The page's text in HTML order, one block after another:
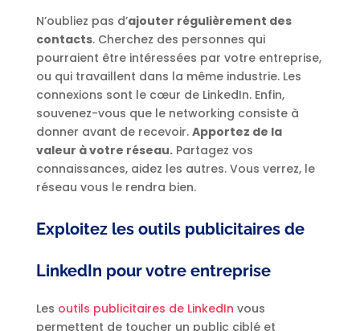
N’oubliez pas d’ajouter régulièrement des
contacts. Cherchez des personnes qui
pourraient être intéressées par votre entreprise,
ou qui travaillent dans la même industrie. Les
connexions sont le cœur de LinkedIn. Enfin,
souvenez-vous que le networking consiste à
donner avant de recevoir. Apportez de la
valeur à votre réseau.Partagez vos
connaissances, aidez les autres. Vous verrez, le
réseau vous le rendra bien.
Exploitez les outils publicitaires de
LinkedIn pour votre entreprise
Les outils publicitaires de LinkedIn vous
permettent de toucher un public ciblé et